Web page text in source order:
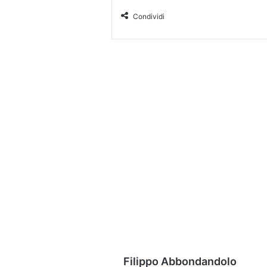
Condividi
Filippo Abbondandolo